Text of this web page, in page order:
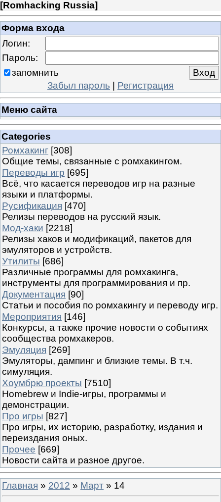
[Romhacking Russia]
Форма входа
Логин:
Пароль:
запомнить
Забыл пароль | Регистрация
Меню сайта
Categories
Ромхакинг [308]
Общие темы, связанные с ромхакингом.
Переводы игр [695]
Всё, что касается переводов игр на разные
языки и платформы.
Русификация [470]
Релизы переводов на русский язык.
Мод-хаки [2218]
Релизы хаков и модификаций, пакетов для
эмуляторов и устройств.
Утилиты [686]
Различные программы для ромхакинга,
инструменты для программирования и пр.
Документация [90]
Статьи и пособия по ромхакингу и переводу игр.
Мероприятия [146]
Конкурсы, а также прочие новости о событиях
сообщества ромхакеров.
Эмуляция [269]
Эмуляторы, дампинг и близкие темы. В т.ч.
симуляция.
Хоумбрю проекты [7510]
Homebrew и Indie-игры, программы и
демонстрации.
Про игры [827]
Про игры, их историю, разработку, издания и
переиздания оных.
Прочее [669]
Новости сайта и разное другое.
Главная » 2012 » Март » 14